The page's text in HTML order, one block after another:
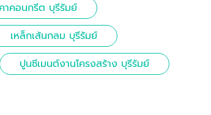
าคอนกรีต บุรีรัมย์
เหล็กเส้นกลม บุรีรัมย์
ปูนซีเมนต์งานโครงสร้าง บุรีรัมย์